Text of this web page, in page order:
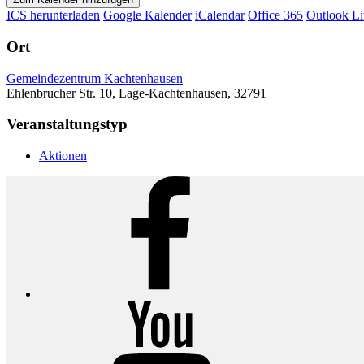
ICS herunterladen Google Kalender iCalendar Office 365 Outlook
Ort
Gemeindezentrum Kachtenhausen
Ehlenbrucher Str. 10, Lage-Kachtenhausen, 32791
Veranstaltungstyp
Aktionen